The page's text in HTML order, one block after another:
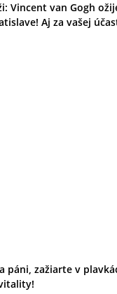
Vincent van Gogh
Aj za vašej
páni, zažiarte v